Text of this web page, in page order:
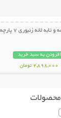
لانه زنبوری 7 پارچه هلنا
افزودن به سبد خرید
2,898,000 تومان
محصولات